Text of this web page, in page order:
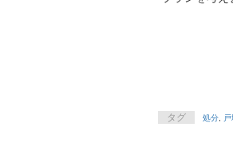
タグ 処分,